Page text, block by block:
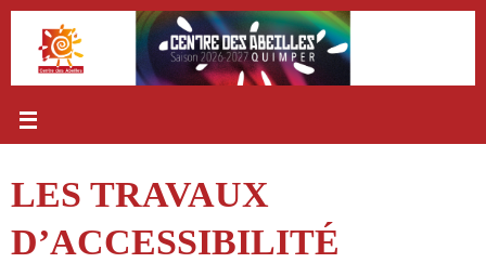
Passer
contenu
LES TRAVAUX
D’ACCESSIBILITÉ